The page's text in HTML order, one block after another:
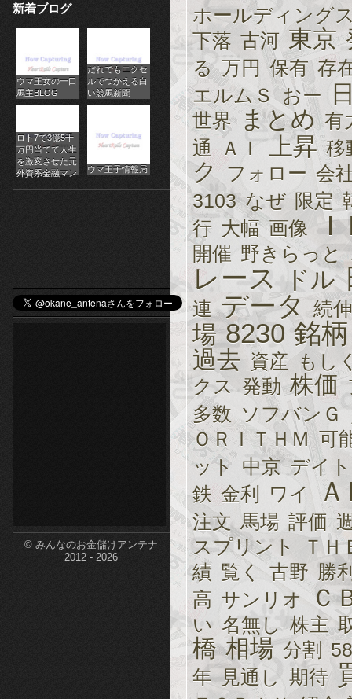
パ
チ
ス
ロ
オ
ン
ラ
イ
ン
カ
ジ
ノ
etc-
新着ブログ
ウマ王女の一口
馬主BLOG
だれでもエクセ
ルでつかえる白
い競馬新聞
ロト7で3億5千
万円当てて人生
を激変させた元
外資系金融マン
ウマ王子情報局
© みんなのお金儲けアンテナ
2012 - 2026
ホールディング
下落 古河 東京
る 万円 保有 存
エルムＳ
おー
世界 まとめ 有
通
ＡＩ 上昇 移
ク フォロー 会
3103 なぜ 限定
行 大幅 画像 Ｉ
開催 野きらっと
レース ドル
連 データ 続伸
場 8230 銘柄
過去 資産 もし
クス 発動 株価
多数 ソフバンＧ
ＯＲＩＴＨＭ 可
ット 中京 デイ
鉄 金利 ワイ Ａ
注文 馬場 評価
スプリント
ＴＨ
績 覧く 古野 勝
高 サンリオ Ｃ
い 名無し 株主
橋 相場 分割
年 見通し 期待